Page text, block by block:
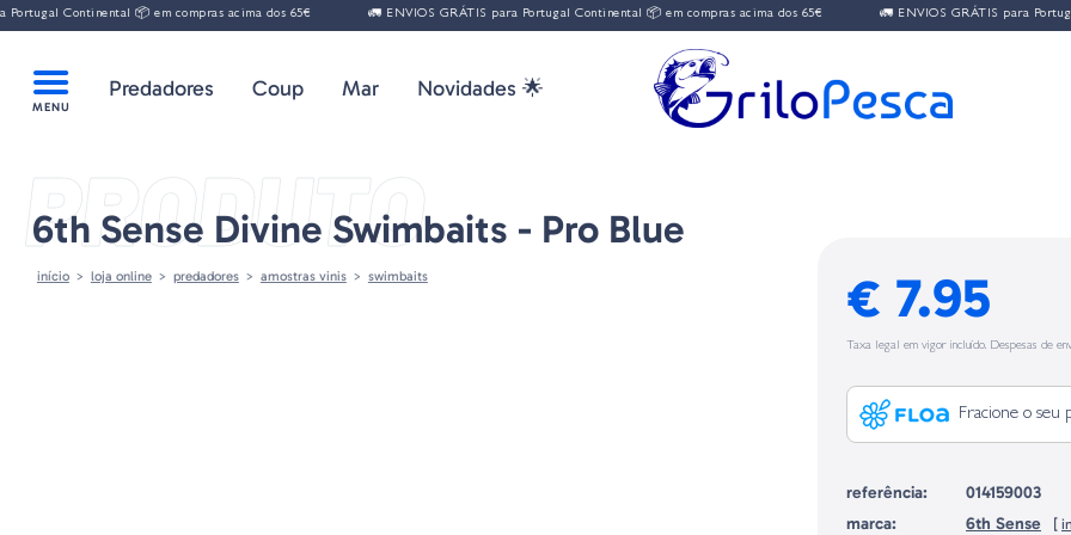
Continental 📦 em compras acima dos 65€ 🚛 ENVIOS GRÁTIS para Portugal Continental 📦 em compras acima dos 65€ 🚛 ENVIOS GRÁTIS para
Predadores Coup Mar Novidades 🌟
PRODUTO
6th Sense Divine Swimbaits - Pro Blue
início loja online predadores amostras vinis swimbaits € 7.95
Taxa legal em vigor incluído. Despesas de
Fracione o
referência:
014159003
marca:
6th Sense [